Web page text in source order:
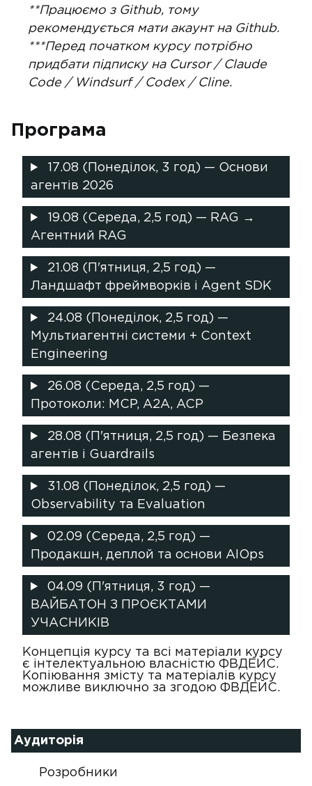
**Працюємо з Github, тому
рекомендується мати акаунт на Github.
***Перед початком курсу потрібно
придбати підписку на Cursor / Claude
Code / Windsurf / Codex / Cline.
Програма
17.08 (Понеділок, 3 год) — Основи
агентів 2026
19.08 (Середа, 2,5 год) — RAG →
Агентний RAG
21.08 (П'ятниця, 2,5 год) —
Ландшафт фреймворків і Agent SDK
24.08 (Понеділок, 2,5 год) —
Мультиагентні системи + Context
Engineering
26.08 (Середа, 2,5 год) —
Протоколи: MCP, A2A, ACP
28.08 (П'ятниця, 2,5 год) — Безпека
агентів і Guardrails
31.08 (Понеділок, 2,5 год) —
Observability та Evaluation
02.09 (Середа, 2,5 год) —
Продакшн, деплой та основи AIOps
04.09 (П'ятниця, 3 год) —
ВАЙБАТОН З ПРОЄКТАМИ
УЧАСНИКІВ
Концепція курсу та всі матеріали курсу
є інтелектуальною власністю ФВДЕЙС.
Копіювання змісту та матеріалів курсу
можливе виключно за згодою ФВДЕЙС.
Аудиторія
Розробники